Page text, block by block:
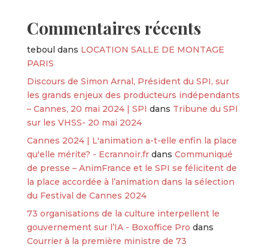
Commentaires récents
teboul dans LOCATION SALLE DE MONTAGE
PARIS
Discours de Simon Arnal, Président du SPI, sur
les grands enjeux des producteurs indépendants
– Cannes, 20 mai 2024 | SPI dans Tribune du SPI
sur les VHSS- 20 mai 2024
Cannes 2024 | L'animation a-t-elle enfin la place
qu'elle mérite? - Ecrannoir.frdans Communiqué
de presse – AnimFrance et le SPI se félicitent de
la place accordée à l’animation dans la sélection
du Festival de Cannes 2024
73 organisations de la culture interpellent le
gouvernement sur l’IA - Boxoffice Pro dans
Courrier à la première ministre de 73